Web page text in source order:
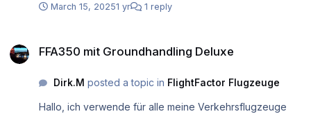
March 15, 20251 yr 1 reply
FFA350 mit Groundhandling Deluxe
Dirk.M posted a topic in FlightFactor Flugzeuge
Hallo, ich verwende für alle meine Verkehrsflugzeuge